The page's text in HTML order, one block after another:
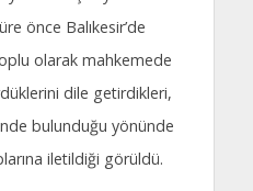
önce Balıkesir’de
olarak mahkemede
dile getirdikleri,
bulunduğu yönünde
iletildiği görüldü.